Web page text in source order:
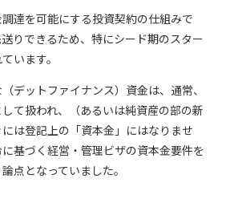
達を可能にする投資契約の仕組みで
りできるため、特にシード期のスター
います。
デットファイナンス）資金は、通常、
て扱われ、（あるいは純資産の部の新
は登記上の「資本金」にはなりませ
基づく経営・管理ビザの資本金要件を
点となっていました。